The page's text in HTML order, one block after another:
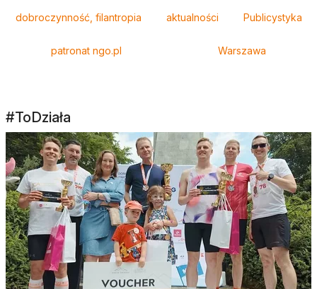
dobroczynność, filantropia aktualności Publicystyka
patronat ngo.pl Warszawa
#ToDziała